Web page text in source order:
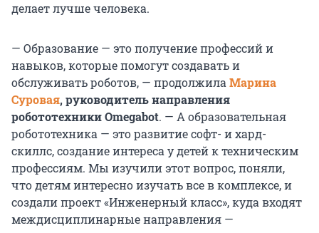
делает лучше человека.
— Образование — это получение профессий и
навыков, которые помогут создавать и
обслуживать роботов, — продолжилаМарина
Суровая, руководитель направления
робототехники Omegabot. — А образовательная
робототехника — это развитие софт- и хард-
скиллс, создание интереса у детей к техническим
профессиям. Мы изучили этот вопрос, поняли,
что детям интересно изучать все в комплексе, и
создали проект «Инженерный класс», куда входят
междисциплинарные направления —